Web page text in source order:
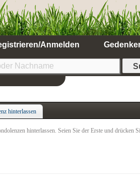
Anmelden
hinterlassen
hinterlassen. Seien Sie der Erste und drücken